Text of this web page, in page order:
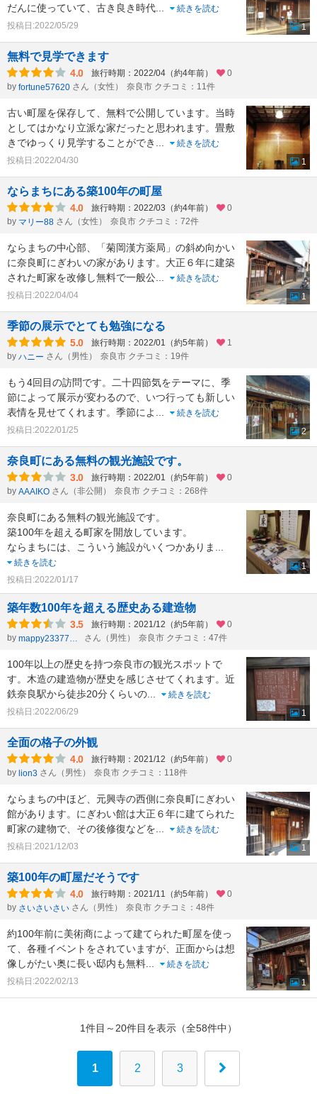
だんに使っていて、古き良き時代
続きを読む
投稿日:2022/05/29
1
無料で見学できます
4.0 旅行時期：2022/04（約4年前）
0
by fortune57620 さん（女性） 奈良市 クチコミ：11件
古い町屋を保存して、無料で公開しています。当時
としてはかなり立派な家だったと思われます。畳敷
きでゆっくり見学することができ
続きを読む
投稿日:2022/04/30
1
ならまちにある築100年の町屋
4.0 旅行時期：2022/03（約4年前）
0
by マリー88 さん（女性） 奈良市 クチコミ：72件
ならまちの中心部、「菊岡漢方薬局」の斜め向かい
に奈良町にぎわいの家があります。大正６年に建築
された町家を改修し無料で一般公
続きを読む
投稿日:2022/04/04
1
季節の展示でとても勉強になる
5.0 旅行時期：2022/01（約5年前）
1
by ハニー さん（男性） 奈良市 クチコミ：19件
もう4回目の訪問です。二十四節気をテーマに、季
節によって展示が変わるので、いつ行っても新しい
表情を見せてくれます。季節によ
続きを読む
投稿日:2022/01/25
2
奈良町にある無料の観光施設です。
3.0 旅行時期：2022/01（約5年前）
0
by AAAIKO さん（非公開） 奈良市 クチコミ：268件
奈良町にある無料の観光施設です。
築100年を超える町家を開放しています。
ならまちには、こういう施設がいくつかありま
続きを読む
投稿日:2022/01/17
1
築年数100年を超える歴史ある建造物
3.5 旅行時期：2021/12（約5年前）
0
by
mappy23377803 さん（男性） 奈良市 クチコミ：47件
100年以上の歴史を持つ奈良市の観光スポットで
す。木造の建造物が歴史を感じさせてくれます。近
鉄奈良駅から徒歩20分くらいの
続きを読む
投稿日:2022/06/29
1
全面の格子の外観
4.0 旅行時期：2021/12（約5年前）
0
by lion3 さん（男性） 奈良市 クチコミ：118件
ならまちの中ほど、元興寺の西側に奈良町にぎわい
館があります。にぎわい館は大正６年に建てられた
町家の建物で、その後修復などを
続きを読む
投稿日:2021/12/03
1
築100年の町屋だそうです
4.0 旅行時期：2021/11（約5年前）
0
by さいさいさい さん（男性） 奈良市 クチコミ：48件
約100年前に美術商によって建てられた町屋を使っ
て、各種イベントをされていますが、正面からは想
像しがたい奥に長い邸内も無料
続きを読む
投稿日:2022/02/13
1
1件目～20件目を表示（全58件中）
1 2 3